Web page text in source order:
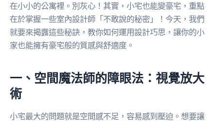
在小小的公寓裡。別灰心！其實，小宅也能變豪宅，重點
在於掌握一些室內設計師「不敢說的秘密」！今天，我們
就要來揭露這些秘訣，教你如何運用設計巧思，讓你的小
家也能擁有豪宅般的質感與舒適度。
一、空間魔法師的障眼法：視覺放大
術
小宅最大的問題就是空間感不足，容易感到壓迫。想要讓